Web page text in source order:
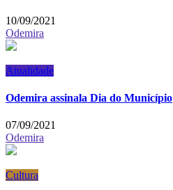
10/09/2021
Odemira
Atualidade
Odemira assinala Dia do Município
07/09/2021
Odemira
Cultura